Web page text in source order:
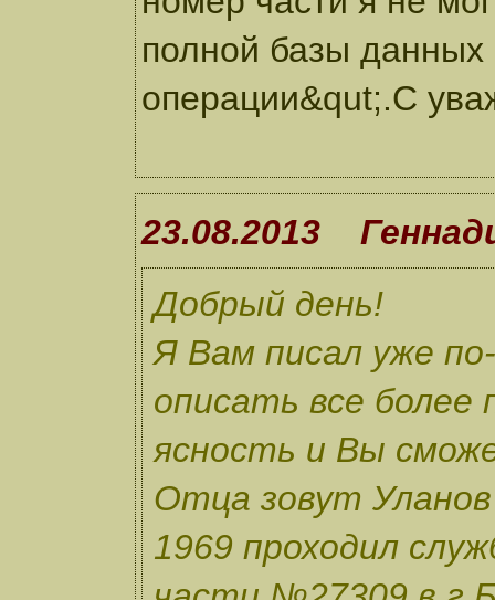
полной базы
операции&qut;.С
23.08.2013
Добрый день!
Я Вам писал уже
описать все
ясность и Вы
Отца зовут
1969 проходил